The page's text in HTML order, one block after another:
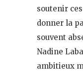
soutenir
donner la
souvent
Nadine
ambitieux